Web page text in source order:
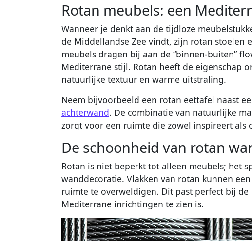
Rotan meubels: een
Wanneer je denkt aan de tijdloze
de Middellandse Zee vindt, zijn rotan stoelen
meubels dragen bij aan de “binnen-buiten”
Mediterrane stijl. Rotan heeft de eigenschap
natuurlijke textuur en warme uitstraling.
Neem bijvoorbeeld een rotan eettafel naast
achterwand. De combinatie van natuurlijke
zorgt voor een ruimte die zowel inspireert als
De schoonheid van rotan
Rotan is niet beperkt tot alleen meubels; het
wanddecoratie. Vlakken van rotan kunnen
ruimte te overweldigen. Dit past perfect bij
Mediterrane inrichtingen te zien is.